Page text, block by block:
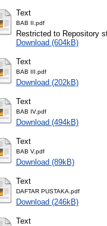
Text
BAB II.pdf
Restricted to Repository
Download (604kB)
Text
BAB III.pdf
Download (202kB)
Text
BAB IV.pdf
Download (494kB)
Text
BAB V.pdf
Download (89kB)
Text
DAFTAR PUSTAKA.pdf
Download (246kB)
Text